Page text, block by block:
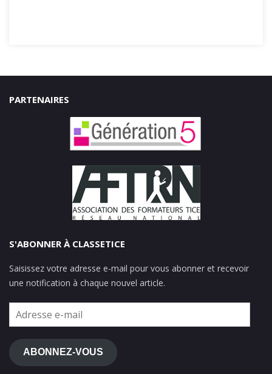
PARTENAIRES
S'ABONNER À CLASSETICE
Saisissez votre adresse e-mail pour vous abonner et recevoir
une notification à chaque nouvel article.
Adresse
e-
mail
ABONNEZ-VOUS